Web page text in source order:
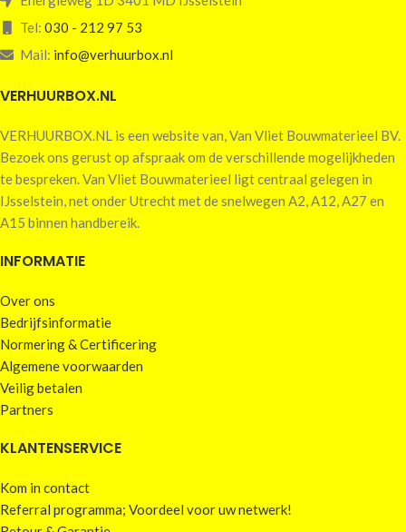
Tel: 030 - 212 97 53
Mail: info@verhuurbox.nl
VERHUURBOX.NL
VERHUURBOX.NL is een website van, Van Vliet Bouwmaterieel BV.
Bezoek ons gerust op afspraak om de verschillende mogelijkheden
te bespreken. Van Vliet Bouwmaterieel ligt centraal gelegen in
IJsselstein, net onder Utrecht met de snelwegen A2, A12, A27 en
A15 binnen handbereik.
INFORMATIE
Over ons
Bedrijfsinformatie
Normering & Certificering
Algemene voorwaarden
Veilig betalen
Partners
KLANTENSERVICE
Kom in contact
Referral programma; Voordeel voor uw netwerk!